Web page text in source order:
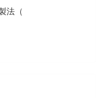
法（